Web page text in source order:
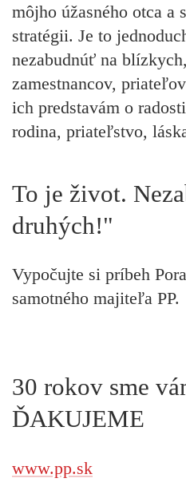
môjho úžasného otca a
stratégii. Je to
nezabudnúť na
zamestnancov,
ich predstavám o
rodina, priateľstvo,
To je život.
druhých!"
Vypočujte si príbeh
samotného majiteľa PP.
30 rokov sme
ĎAKUJEME
www.pp.sk